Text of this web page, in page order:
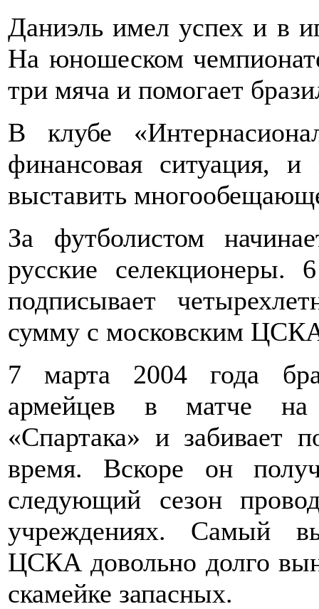
Даниэль имел успех и в
На юношеском
три мяча и помогает
В клубе
финансовая ситуация, и
выставить
За футболистом
русские селекционеры.
подписывает
сумму с московским
7 марта 2004 года
армейцев в матче на
«Спартака» и забивает
время. Вскоре он
следующий сезон
учреждениях. Самый
ЦСКА довольно долго
скамейке запасных.